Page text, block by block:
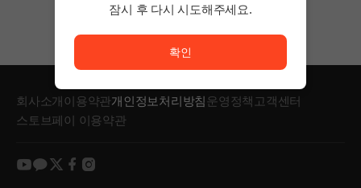
회사소개이용약관개인정보처리방침운영정책 고객센터
스토브페이 이용약관
youtube
kakaotwitterfacebook
instagram
잠시 후 다시 시도해주세요.
확인